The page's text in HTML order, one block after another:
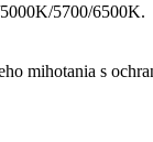
5700/6500K.
mihotania s